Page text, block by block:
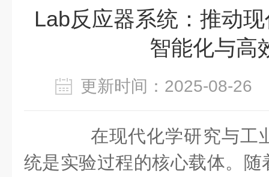
Lab反应器系统：推动
智能化与高
更新时间：2025-08-
在现代化学研究与工
统是实验过程的核心载体。